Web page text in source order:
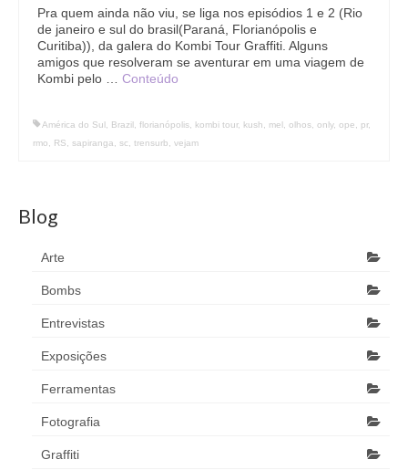
Pra quem ainda não viu, se liga nos episódios 1 e 2 (Rio
de janeiro e sul do brasil(Paraná, Florianópolis e
Curitiba)), da galera do Kombi Tour Graffiti. Alguns
amigos que resolveram se aventurar em uma viagem de
Kombi pelo … Conteúdo
América do Sul Brazil florianópolis kombi tour, kush mel olhos only, ope pr,
rmo
RS sapiranga sc trensurb vejam
Blog
Arte
Bombs
Entrevistas
Exposições
Ferramentas
Fotografia
Graffiti